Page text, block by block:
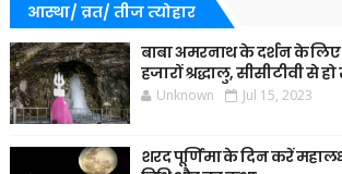
आस्था/ व्रत/ तीज त्‍योहार
बाबा अमरनाथ के दर्शन के लिए
हजारों श्रद्धालु, सीसीटीवी से
Unknown Jul 15, 2023
शरद पूर्णिमा के दिन करें